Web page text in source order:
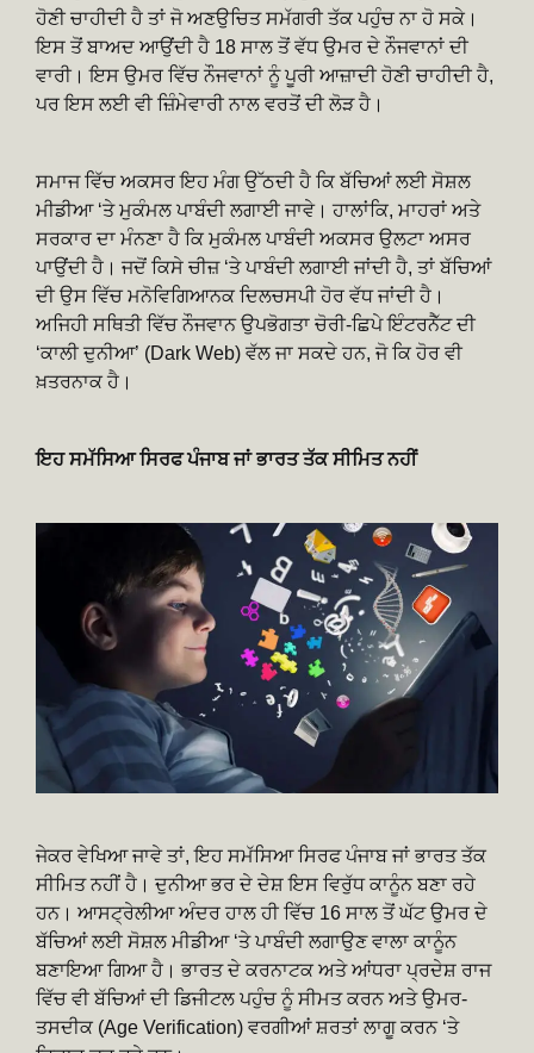
ਹੋਣੀ ਚਾਹੀਦੀ ਹੈ ਤਾਂ ਜੋ ਅਣਉਚਿਤ ਸਮੱਗਰੀ ਤੱਕ ਪਹੁੰਚ ਨਾ ਹੋ ਸਕੇ।
ਇਸ ਤੋਂ ਬਾਅਦ ਆਉਂਦੀ ਹੈ 18 ਸਾਲ ਤੋਂ ਵੱਧ ਉਮਰ ਦੇ ਨੌਜਵਾਨਾਂ ਦੀ
ਵਾਰੀ। ਇਸ ਉਮਰ ਵਿੱਚ ਨੌਜਵਾਨਾਂ ਨੂੰ ਪੂਰੀ ਆਜ਼ਾਦੀ ਹੋਣੀ ਚਾਹੀਦੀ ਹੈ,
ਪਰ ਇਸ ਲਈ ਵੀ ਜ਼ਿੰਮੇਵਾਰੀ ਨਾਲ ਵਰਤੋਂ ਦੀ ਲੋੜ ਹੈ।
ਸਮਾਜ ਵਿੱਚ ਅਕਸਰ ਇਹ ਮੰਗ ਉੱਠਦੀ ਹੈ ਕਿ ਬੱਚਿਆਂ ਲਈ ਸੋਸ਼ਲ
ਮੀਡੀਆ ‘ਤੇ ਮੁਕੰਮਲ ਪਾਬੰਦੀ ਲਗਾਈ ਜਾਵੇ। ਹਾਲਾਂਕਿ, ਮਾਹਰਾਂ ਅਤੇ
ਸਰਕਾਰ ਦਾ ਮੰਨਣਾ ਹੈ ਕਿ ਮੁਕੰਮਲ ਪਾਬੰਦੀ ਅਕਸਰ ਉਲਟਾ ਅਸਰ
ਪਾਉਂਦੀ ਹੈ। ਜਦੋਂ ਕਿਸੇ ਚੀਜ਼ ‘ਤੇ ਪਾਬੰਦੀ ਲਗਾਈ ਜਾਂਦੀ ਹੈ, ਤਾਂ ਬੱਚਿਆਂ
ਦੀ ਉਸ ਵਿੱਚ ਮਨੋਵਿਗਿਆਨਕ ਦਿਲਚਸਪੀ ਹੋਰ ਵੱਧ ਜਾਂਦੀ ਹੈ।
ਅਜਿਹੀ ਸਥਿਤੀ ਵਿੱਚ ਨੌਜਵਾਨ ਉਪਭੋਗਤਾ ਚੋਰੀ-ਛਿਪੇ ਇੰਟਰਨੈੱਟ ਦੀ
‘ਕਾਲੀ ਦੁਨੀਆ’ (Dark Web) ਵੱਲ ਜਾ ਸਕਦੇ ਹਨ, ਜੋ ਕਿ ਹੋਰ ਵੀ
ਖ਼ਤਰਨਾਕ ਹੈ।
ਇਹ ਸਮੱਸਿਆ ਸਿਰਫ ਪੰਜਾਬ ਜਾਂ ਭਾਰਤ ਤੱਕ ਸੀਮਿਤ ਨਹੀਂ
ਜੇਕਰ ਵੇਖਿਆ ਜਾਵੇ ਤਾਂ, ਇਹ ਸਮੱਸਿਆ ਸਿਰਫ ਪੰਜਾਬ ਜਾਂ ਭਾਰਤ ਤੱਕ
ਸੀਮਿਤ ਨਹੀਂ ਹੈ। ਦੁਨੀਆ ਭਰ ਦੇ ਦੇਸ਼ ਇਸ ਵਿਰੁੱਧ ਕਾਨੂੰਨ ਬਣਾ ਰਹੇ
ਹਨ। ਆਸਟ੍ਰੇਲੀਆ ਅੰਦਰ ਹਾਲ ਹੀ ਵਿੱਚ 16 ਸਾਲ ਤੋਂ ਘੱਟ ਉਮਰ ਦੇ
ਬੱਚਿਆਂ ਲਈ ਸੋਸ਼ਲ ਮੀਡੀਆ ‘ਤੇ ਪਾਬੰਦੀ ਲਗਾਉਣ ਵਾਲਾ ਕਾਨੂੰਨ
ਬਣਾਇਆ ਗਿਆ ਹੈ। ਭਾਰਤ ਦੇ ਕਰਨਾਟਕ ਅਤੇ ਆਂਧਰਾ ਪ੍ਰਦੇਸ਼ ਰਾਜ
ਵਿੱਚ ਵੀ ਬੱਚਿਆਂ ਦੀ ਡਿਜੀਟਲ ਪਹੁੰਚ ਨੂੰ ਸੀਮਤ ਕਰਨ ਅਤੇ ਉਮਰ-
ਤਸਦੀਕ (Age Verification) ਵਰਗੀਆਂ ਸ਼ਰਤਾਂ ਲਾਗੂ ਕਰਨ ‘ਤੇ